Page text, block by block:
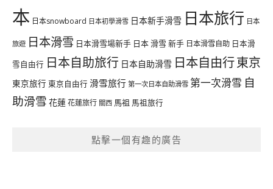
本 日本snowboard 日本初學滑雪 日本新手滑雪 日本旅行 日本
旅遊 日本滑雪 日本滑雪場新手 日本 滑雪 新手 日本滑雪自助 日本滑
雪自由行 日本自助旅行 日本自助滑雪 日本自由行東京
東京旅行 東京自由行 滑雪旅行 第一次日本自助滑雪 第一次滑雪 自
助滑雪 花蓮花蓮旅行 關西 馬祖 馬祖旅行
點擊一個有趣的廣告